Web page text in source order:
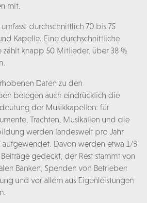
mit.
durchschnittlich 70 bis 75
Kapelle. Eine durchschnittliche
zählt knapp 50 Mitlieder, über 38 %
Daten zu den
belegen auch eindrücklich die
der Musikkapellen: für
Trachten, Musikalien und die
werden landesweit pro Jahr
Davon werden etwa 1/3
gedeckt, der Rest stammt von
Banken, Spenden von Betrieben
und vor allem aus Eigenleistungen